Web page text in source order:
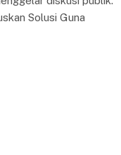
Solusi Guna